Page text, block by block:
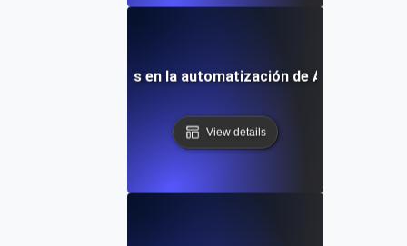
Tendencias futuras en la automatización de API con
View details